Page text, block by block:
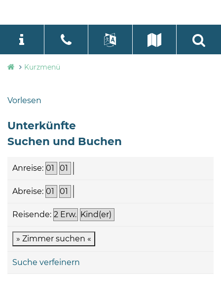
Stadtverwaltung
Bramstedt
Bramstedt
04192-
zentrale@badbramstedt.de
Mo,
language
Kurzmenü
Vorlesen
Unterkünfte
Suchen und Buchen
Anreise:
Abreise:
Reisende:
Suche verfeinern